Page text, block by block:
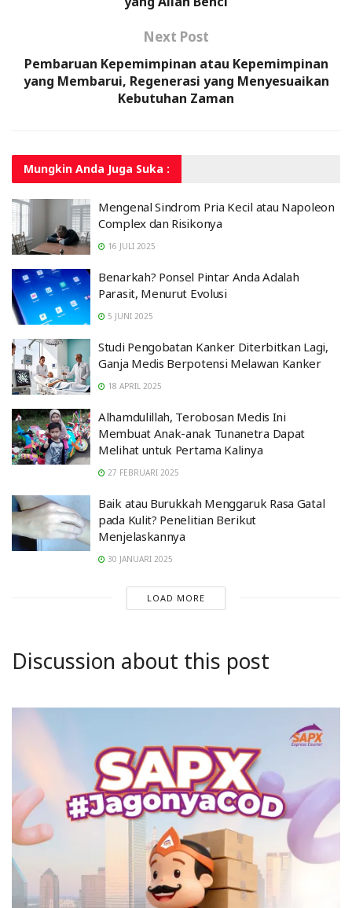
Next Post
Pembaruan Kepemimpinan atau Kepemimpinan
yang Membarui, Regenerasi yang Menyesuaikan
Kebutuhan Zaman
Mungkin Anda Juga Suka :
Mengenal Sindrom Pria Kecil atau Napoleon
Complex dan Risikonya
16 JULI 2025
Benarkah? Ponsel Pintar Anda Adalah
Parasit, Menurut Evolusi
5 JUNI 2025
Studi Pengobatan Kanker Diterbitkan Lagi,
Ganja Medis Berpotensi Melawan Kanker
18 APRIL 2025
Alhamdulillah, Terobosan Medis Ini
Membuat Anak-anak Tunanetra Dapat
Melihat untuk Pertama Kalinya
27 FEBRUARI 2025
Baik atau Burukkah Menggaruk Rasa Gatal
pada Kulit? Penelitian Berikut
Menjelaskannya
30 JANUARI 2025
LOAD MORE
Discussion about this post